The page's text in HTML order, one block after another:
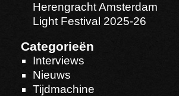
Herengracht Amsterdam
Light Festival 2025-26
Categorieën
Interviews
Nieuws
Tijdmachine